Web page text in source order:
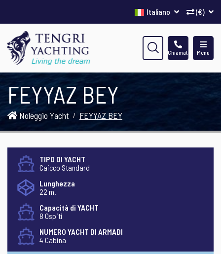
(€)
Italiano
Menu
Chiamata
FEYYAZ BEY
Noleggio Yacht FEYYAZ BEY
TIPO DI YACHT
Caicco Standard
Lunghezza
22 m.
Capacità di YACHT
8 Ospiti
NUMERO YACHT DI ARMADI
4 Cabina